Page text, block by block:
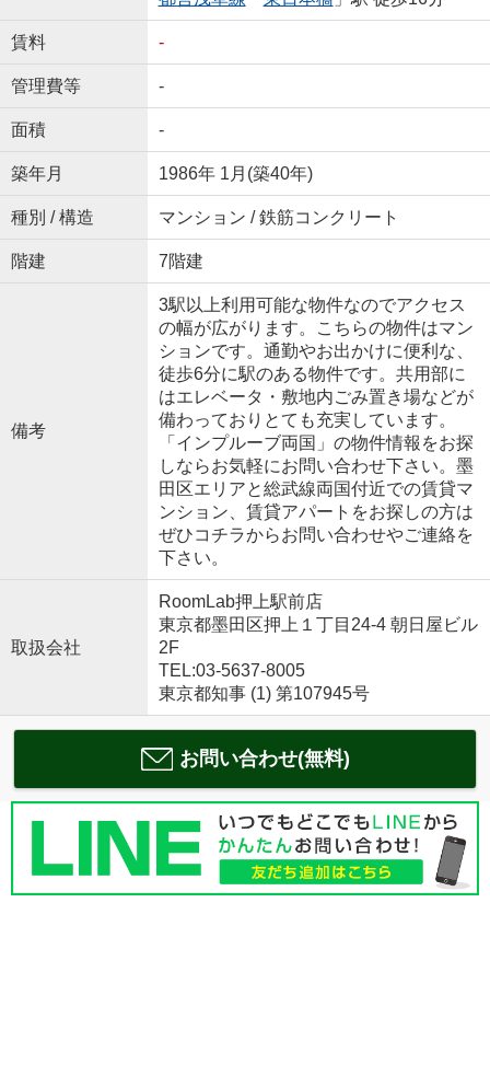
賃料 -
管理費等 -
面積 -
築年月 1986年 1月(築40年)
種別 / 構造 マンション / 鉄筋コンクリート
階建 7階建
備考
3駅以上利用可能な物件なのでアクセス
の幅が広がります。こちらの物件はマン
ションです。通勤やお出かけに便利な、
徒歩6分に駅のある物件です。共用部に
はエレベータ・敷地内ごみ置き場などが
備わっておりとても充実しています。
「インプルーブ両国」の物件情報をお探
しならお気軽にお問い合わせ下さい。墨
田区エリアと総武線両国付近での賃貸マ
ンション、賃貸アパートをお探しの方は
ぜひコチラからお問い合わせやご連絡を
下さい。
取扱会社
RoomLab押上駅前店
東京都墨田区押上１丁目24-4 朝日屋ビル
2F
TEL:03-5637-8005
東京都知事 (1) 第107945号
お問い合わせ(無料)